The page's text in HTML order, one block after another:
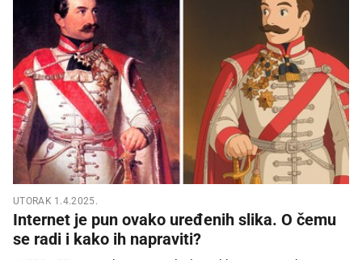
UTORAK 1.4.2025.
Internet je pun ovako uređenih slika. O čemu
se radi i kako ih napraviti?